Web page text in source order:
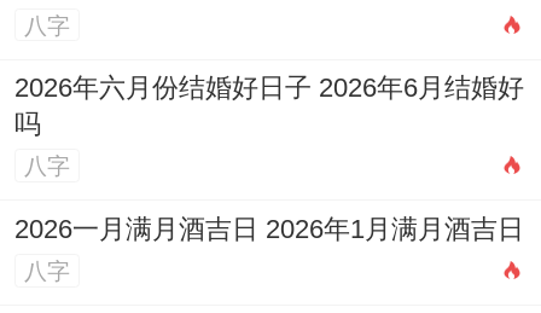
八字
2026年六月份结婚好日子 2026年6月结婚好
吗
八字
2026一月满月酒吉日 2026年1月满月酒吉日
八字